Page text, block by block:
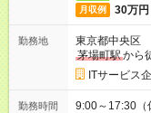
月収例 30万円
勤務地
東京都中央区
茅場町駅から
ITサービス
勤務時間 9:00～17:30（